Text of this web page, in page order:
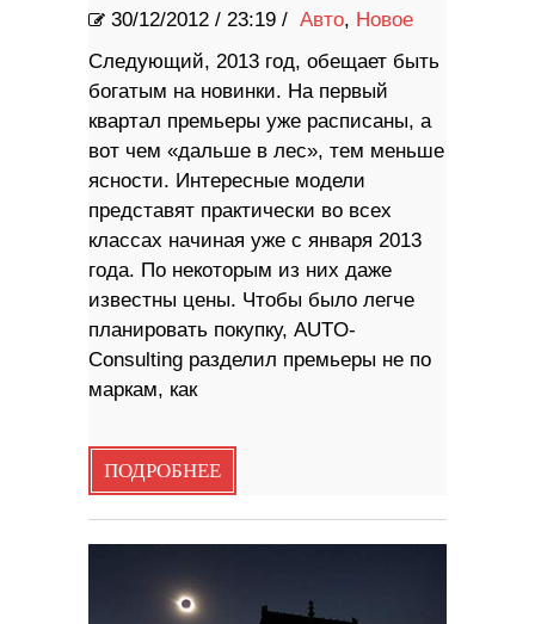
30/12/2012 / 23:19 / Авто, Новое
Следующий, 2013 год, обещает быть
богатым на новинки. На первый
квартал премьеры уже расписаны, а
вот чем «дальше в лес», тем меньше
ясности. Интересные модели
представят практически во всех
классах начиная уже с января 2013
года. По некоторым из них даже
известны цены. Чтобы было легче
планировать покупку, AUTO-
Consulting разделил премьеры не по
маркам, как
ПОДРОБНЕЕ